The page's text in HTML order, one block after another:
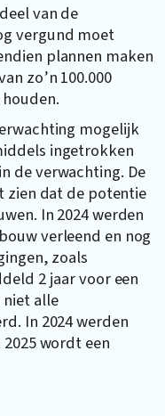
van de
vergund moet
plannen maken
zo’n 100.000
mogelijk
ingetrokken
de verwachting. De
zien dat de potentie
In 2024 werden
verleend en nog
zoals
2 jaar voor een
alle
In 2024 werden
wordt een